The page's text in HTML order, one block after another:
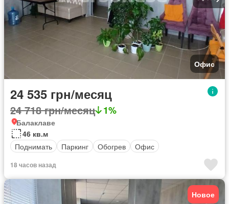
Офис
24 535 грн/месяц
24 718 грн/месяц 1%
Балаклаве
46 кв.м
Поднимать
Паркинг Обогрев Офис
18 часов назад
Новое